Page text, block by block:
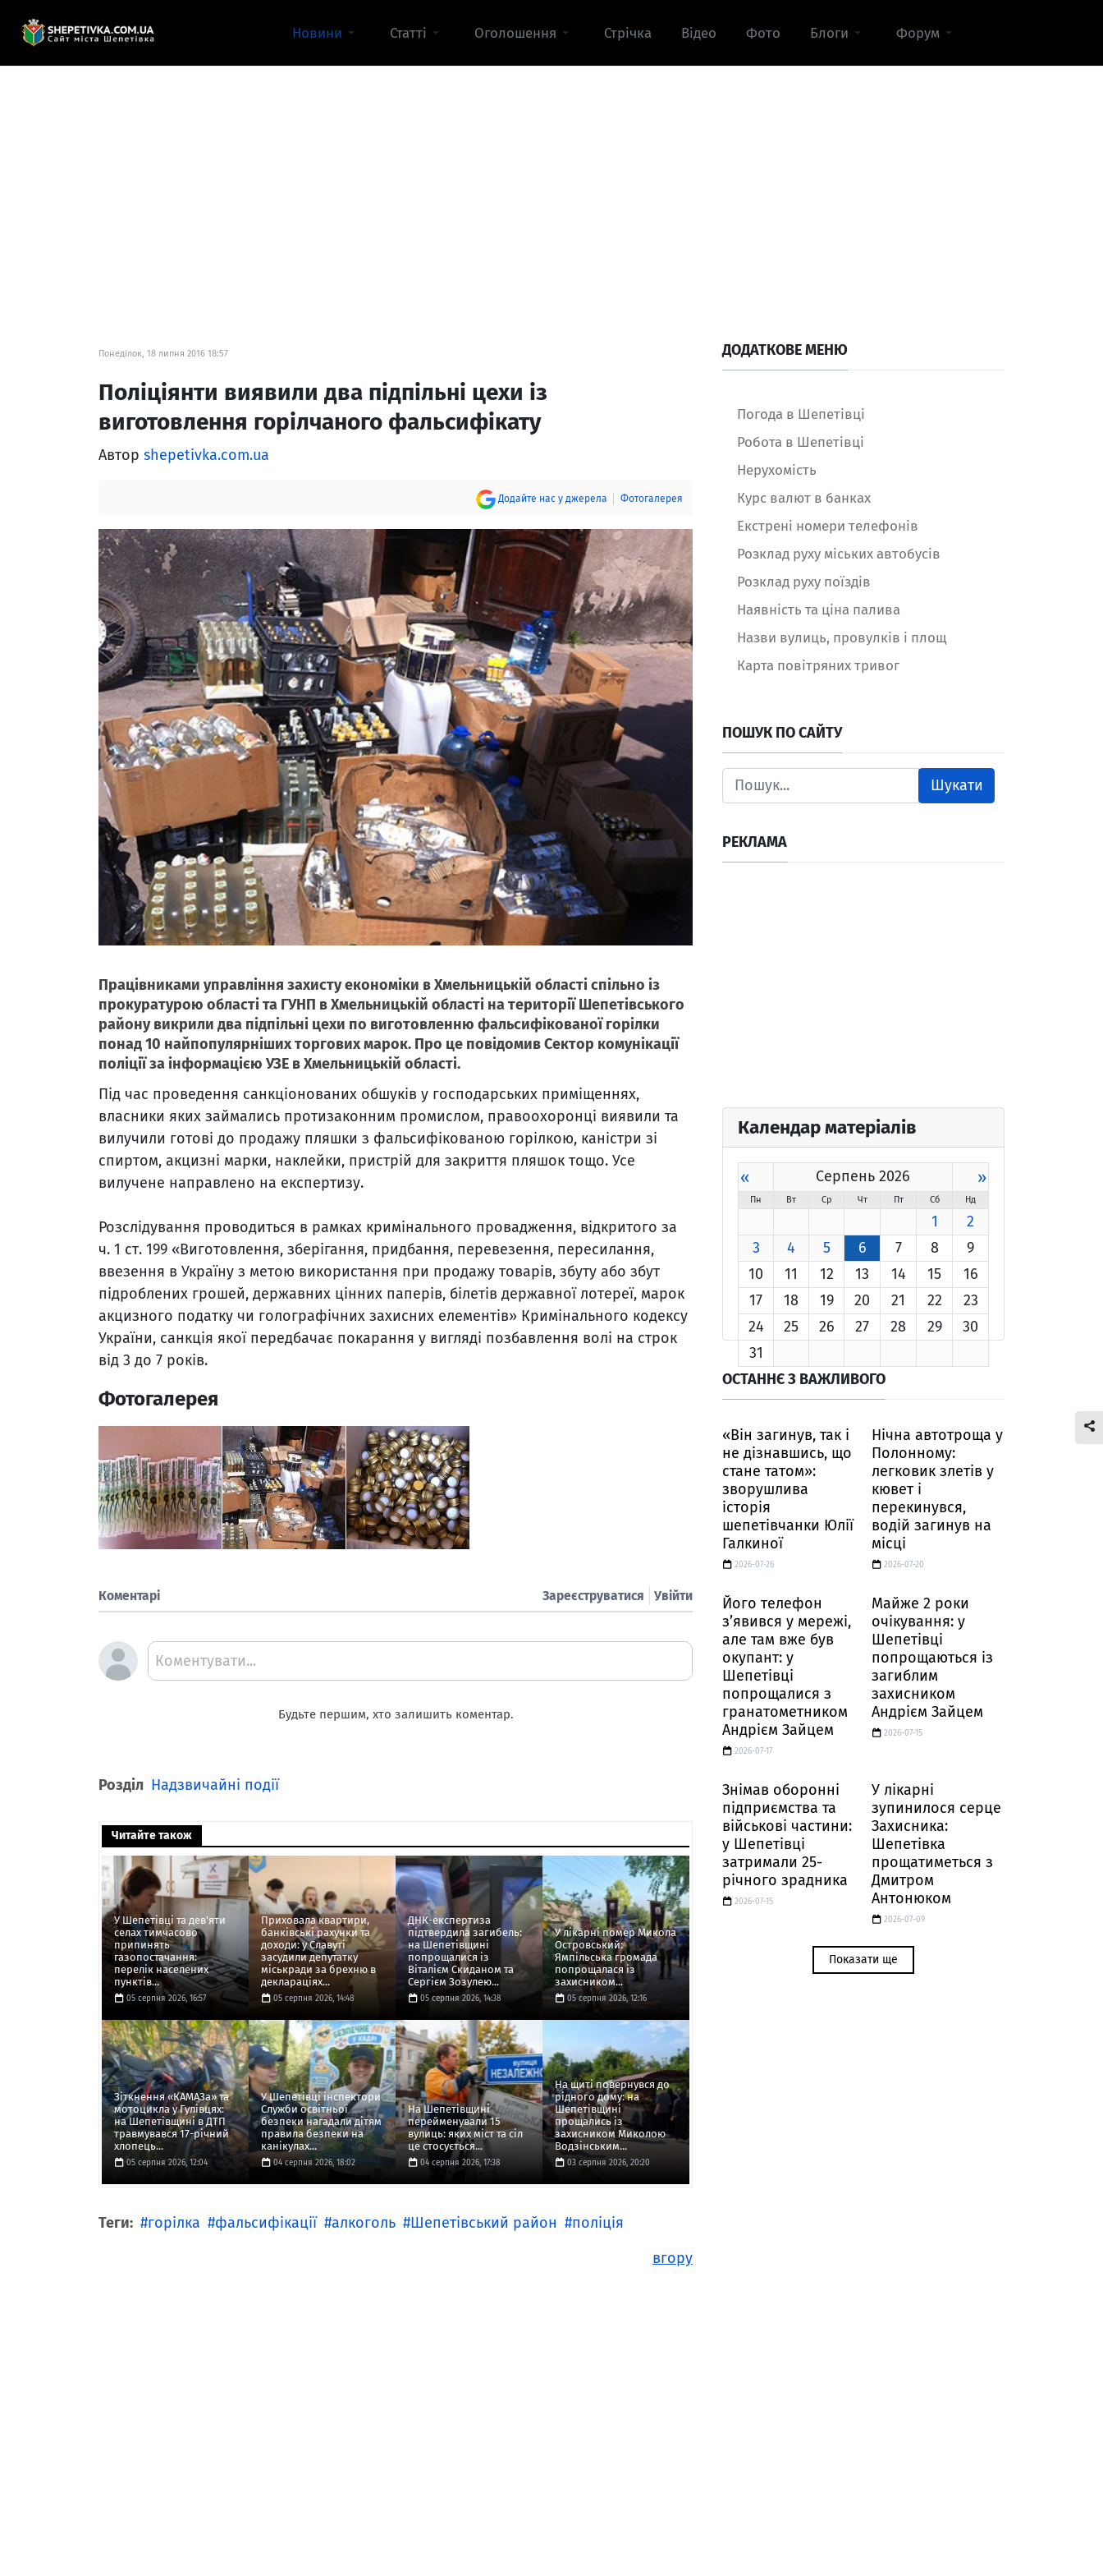
Новини Статті Оголошення Стрічка Відео Фото Блоги Форум
Понеділок, 18 липня 2016 18:57
Поліціянти виявили два підпільні цехи із
виготовлення горілчаного фальсифікату
Автор shepetivka.com.ua
Додайте нас у джерела Фотогалерея
Працівниками управління захисту економіки в Хмельницькій області спільно із
прокуратурою області та ГУНП в Хмельницькій області на території Шепетівського
району викрили два підпільні цехи по виготовленню фальсифікованої горілки
понад 10 найпопулярніших торгових марок. Про це повідомив Сектор комунікації
поліції за інформацією УЗЕ в Хмельницькій області.
Під час проведення санкціонованих обшуків у господарських приміщеннях,
власники яких займались протизаконним промислом, правоохоронці виявили та
вилучили готові до продажу пляшки з фальсифікованою горілкою, каністри зі
спиртом, акцизні марки, наклейки, пристрій для закриття пляшок тощо. Усе
вилучене направлено на експертизу.
Розслідування проводиться в рамках кримінального провадження, відкритого за
ч. 1 ст. 199 «Виготовлення, зберігання, придбання, перевезення, пересилання,
ввезення в Україну з метою використання при продажу товарів, збуту або збут
підроблених грошей, державних цінних паперів, білетів державної лотереї, марок
акцизного податку чи голографічних захисних елементів» Кримінального кодексу
України, санкція якої передбачає покарання у вигляді позбавлення волі на строк
від 3 до 7 років.
Фотогалерея
Коментарі Увійти
Зареєструватися
Коментувати...
Будьте першим, хто залишить коментар.
Розділ Надзвичайні події
Читайте також
У Шепетівці та дев'яти
селах тимчасово
припинять
газопостачання:
перелік населених
пунктів...
05 серпня 2026, 16:57
Приховала квартири,
банківські рахунки та
доходи: у Славуті
засудили депутатку
міськради за брехню в
деклараціях...
05 серпня 2026, 14:48
ДНК-експертиза
підтвердила загибель:
на Шепетівщині
попрощалися із
Віталієм Скиданом та
Сергієм Зозулею...
05 серпня 2026, 14:38
У лікарні помер Микола
Островський:
Ямпільська громада
попрощалася із
захисником...
05 серпня 2026, 12:16
Зіткнення «КАМАЗа» та
мотоцикла у Гулівцях:
на Шепетівщині в ДТП
травмувався 17-річний
хлопець...
05 серпня 2026, 12:04
У Шепетівці інспектори
Служби освітньої
безпеки нагадали дітям
правила безпеки на
канікулах...
04 серпня 2026, 18:02
На Шепетівщині
перейменували 15
вулиць: яких міст та сіл
це стосується...
04 серпня 2026, 17:38
На щиті повернувся до
рідного дому: на
Шепетівщині
прощались із
захисником Миколою
Водзінським...
03 серпня 2026, 20:20
Теги: горілка фальсифікації алкоголь Шепетівський район
поліція
вгору
ДОДАТКОВЕ МЕНЮ
Погода в Шепетівці
Робота в Шепетівці
Нерухомість
Курс валют в банках
Екстрені номери телефонів
Розклад руху міських автобусів
Розклад руху поїздів
Наявність та ціна палива
Назви вулиць, провулків і площ
Карта повітряних тривог
ПОШУК ПО САЙТУ
Шукати
РЕКЛАМА
Календар матеріалів
« Серпень 2026 »
Пн Вт Ср Чт Пт Сб Нд
1
2
3
4 5 6 7 8
9
10
11 12 13 14 15
16
17
18 19 20 21 22
23
24
25 26 27 28 29
30
31
ОСТАННЄ З ВАЖЛИВОГО
«Він загинув, так і
не дізнавшись, що
стане татом»:
зворушлива
історія
шепетівчанки Юлії
Галкиної
2026-07-26
Нічна автотроща у
Полонному:
легковик злетів у
кювет і
перекинувся,
водій загинув на
місці
2026-07-20
Його телефон
з’явився у мережі,
але там вже був
окупант: у
Шепетівці
попрощалися з
гранатометником
Андрієм Зайцем
2026-07-17
Майже 2 роки
очікування: у
Шепетівці
попрощаються із
загиблим
захисником
Андрієм Зайцем
2026-07-15
Знімав оборонні
підприємства та
військові частини:
у Шепетівці
затримали 25-
річного зрадника
2026-07-15
У лікарні
зупинилося серце
Захисника:
Шепетівка
прощатиметься з
Дмитром
Антонюком
2026-07-09
Показати ще